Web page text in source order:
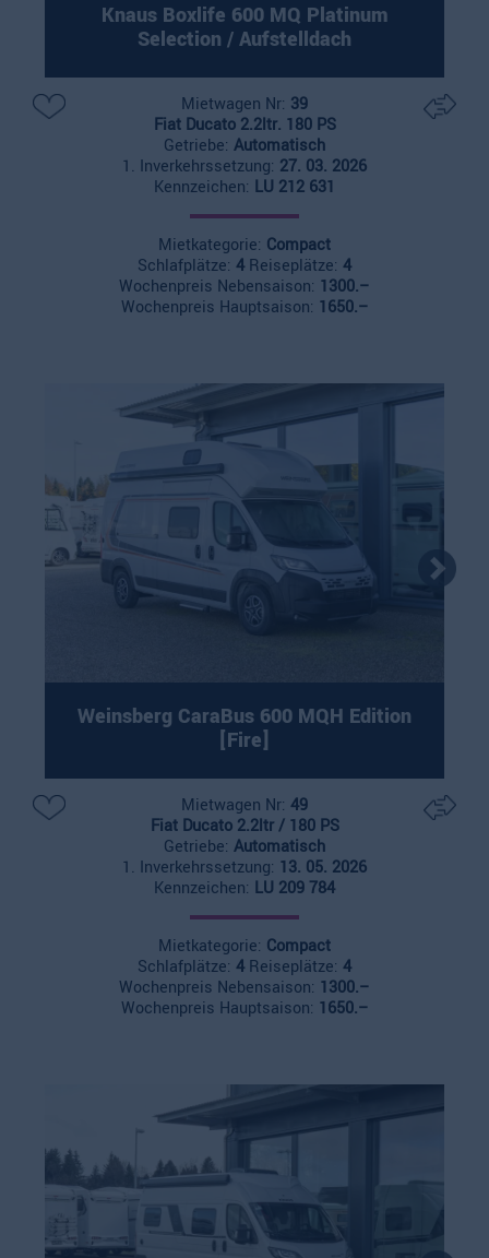
Knaus Boxlife 600 MQ Platinum
Selection / Aufstelldach
Mietwagen Nr: 39
Fiat Ducato 2.2ltr. 180 PS
Getriebe: Automatisch
1. Inverkehrssetzung: 27. 03. 2026
Kennzeichen: LU 212 631
Mietkategorie: Compact
Schlafplätze: 4 Reiseplätze: 4
Wochenpreis Nebensaison: 1300.–
Wochenpreis Hauptsaison: 1650.–
Weinsberg CaraBus 600 MQH Edition
[Fire]
Mietwagen Nr: 49
Fiat Ducato 2.2ltr / 180 PS
Getriebe: Automatisch
1. Inverkehrssetzung: 13. 05. 2026
Kennzeichen: LU 209 784
Mietkategorie: Compact
Schlafplätze: 4 Reiseplätze: 4
Wochenpreis Nebensaison: 1300.–
Wochenpreis Hauptsaison: 1650.–